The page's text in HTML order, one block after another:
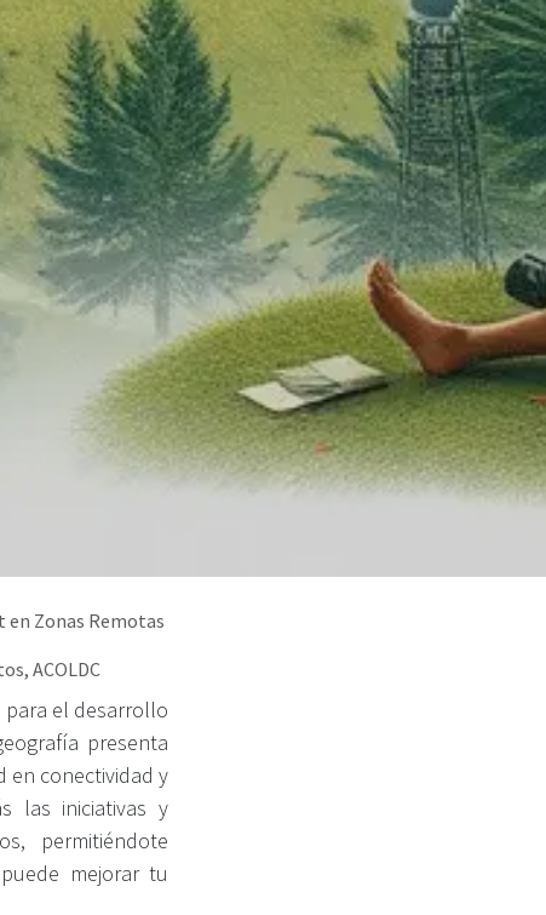
en Zonas Remotas
ACOLDC
para el desarrollo
presenta
en conectividad y
las iniciativas y
permitiéndote
mejorar tu